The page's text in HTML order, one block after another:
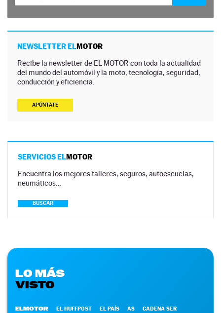
NEWSLETTER ELMOTOR
Recibe la newsletter de EL MOTOR con toda la actualidad
del mundo del automóvil y la moto, tecnología, seguridad,
conducción y eficiencia.
APÚNTATE
SERVICIOS ELMOTOR
Encuentra los mejores talleres, seguros, autoescuelas,
neumáticos…
BUSCAR
LO MÁS
VISTO
ELMOTOR EL HUFFPOST EL PAÍS AS CADENA SER